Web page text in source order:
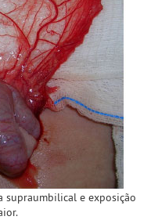
supraumbilical e exposição